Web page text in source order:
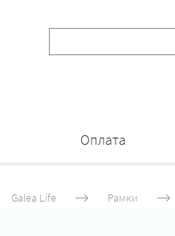
Оплата
Galea Life Рамки